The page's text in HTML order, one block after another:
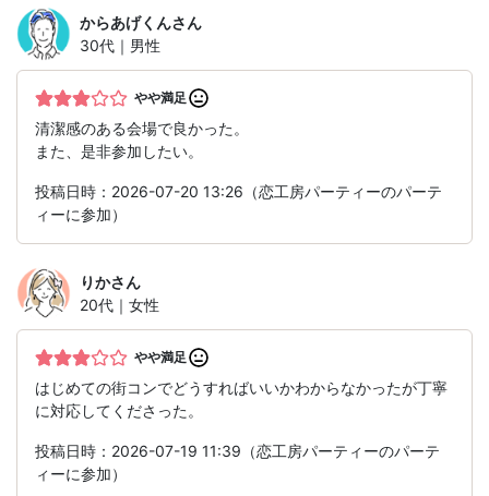
からあげくんさん
30代｜男性
やや満足
清潔感のある会場で良かった。
また、是非参加したい。
投稿日時：2026-07-20 13:26（恋工房パーティーのパーテ
ィーに参加）
りかさん
20代｜女性
やや満足
はじめての街コンでどうすればいいかわからなかったが丁寧
に対応してくださった。
投稿日時：2026-07-19 11:39（恋工房パーティーのパーテ
ィーに参加）